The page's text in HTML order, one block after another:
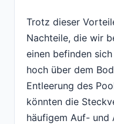
Trotz dieser
Nachteile, die wir
einen befinden
hoch über dem
Entleerung des
könnten die
häufigem Auf- und